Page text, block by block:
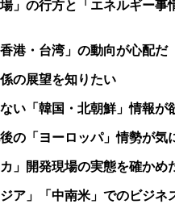
場」の行方と「エネルギー事
港・台湾」の動向が心配だ
の展望を知りたい
い「韓国・北朝鮮」情報が
の「ヨーロッパ」情勢が気
カ」開発現場の実態を確かめ
ジア」「中南米」でのビジネ